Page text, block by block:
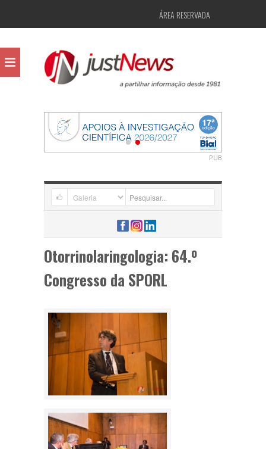
ÁREA RESERVADA
PUB
Otorrinolaringologia: 64.º
Congresso da SPORL